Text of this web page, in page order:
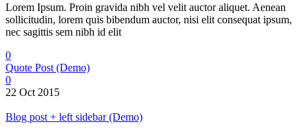
Lorem Ipsum. Proin gravida nibh vel velit auctor aliquet. Aenean
sollicitudin, lorem quis bibendum auctor, nisi elit consequat ipsum,
nec sagittis sem nibh id elit
0
Quote Post (Demo)
0
22 Oct 2015
Blog post + left sidebar (Demo)